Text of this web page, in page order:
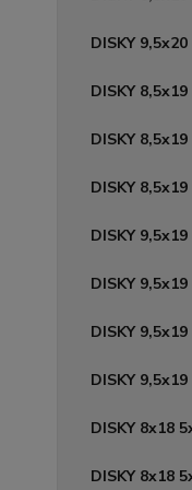
DISKY
DISKY
DISKY
DISKY
DISKY
DISKY
DISKY
DISKY
DISKY 8x18
DISKY 8x18